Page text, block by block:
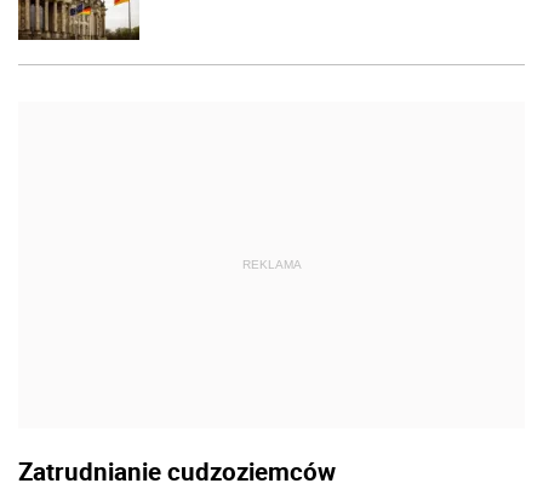
REKLAMA
Zatrudnianie cudzoziemców